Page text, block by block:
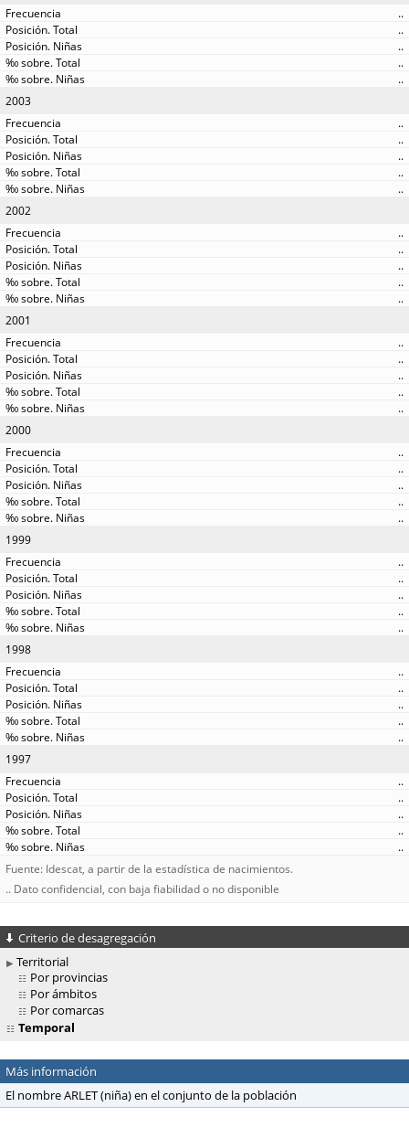
..
..
..
..
..
2003
..
..
..
..
..
2002
..
..
..
..
..
2001
..
..
..
..
..
2000
..
..
..
..
..
1999
..
..
..
..
..
1998
..
..
..
..
..
1997
..
..
..
..
..
Fuente: Idescat, a partir de la estadística de nacimientos.
.. Dato confidencial, con baja fiabilidad o no disponible
Criterio de desagregación
Territorial
Por provincias
Por ámbitos
Por comarcas
Temporal
Más información
El nombre ARLET (niña) en el conjunto de la población